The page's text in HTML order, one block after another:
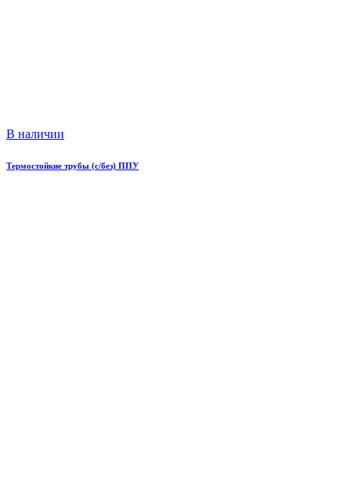
В наличии
Термостойкие трубы (с/без) ППУ